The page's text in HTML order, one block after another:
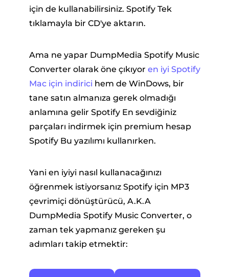
için de kullanabilirsiniz. Spotify Tek
tıklamayla bir CD'ye aktarın.
Ama ne yapar DumpMedia Spotify Music
Converter olarak öne çıkıyor en iyi Spotify
Mac için indirici hem de WinDows, bir
tane satın almanıza gerek olmadığı
anlamına gelir Spotify En sevdiğiniz
parçaları indirmek için premium hesap
Spotify Bu yazılımı kullanırken.
Yani en iyiyi nasıl kullanacağınızı
öğrenmek istiyorsanız Spotify için MP3
çevrimiçi dönüştürücü, A.K.A
DumpMedia Spotify Music Converter, o
zaman tek yapmanız gereken şu
adımları takip etmektir: